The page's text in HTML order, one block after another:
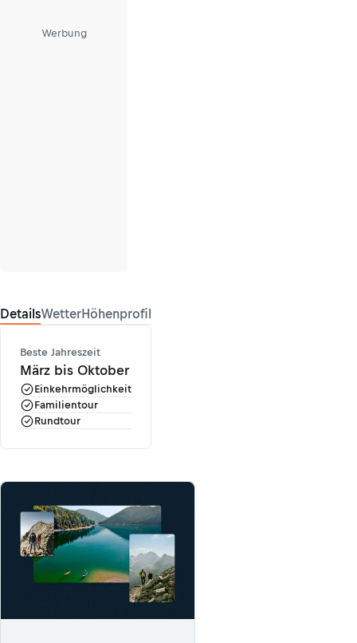
Werbung
DetailsWetterHöhenprofil
Beste Jahreszeit
März bis Oktober
Einkehrmöglichkeit
Familientour
Rundtour